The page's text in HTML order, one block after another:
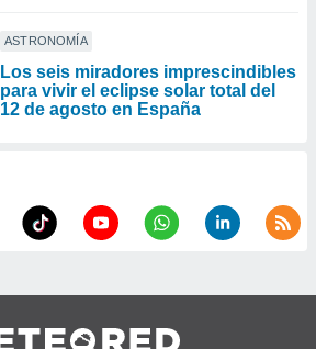
ASTRONOMÍA
Los seis miradores imprescindibles
para vivir el eclipse solar total del
12 de agosto en España